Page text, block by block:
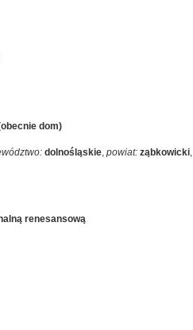
dom)
dolnośląskie, powiat: ząbkowicki,
renesansową